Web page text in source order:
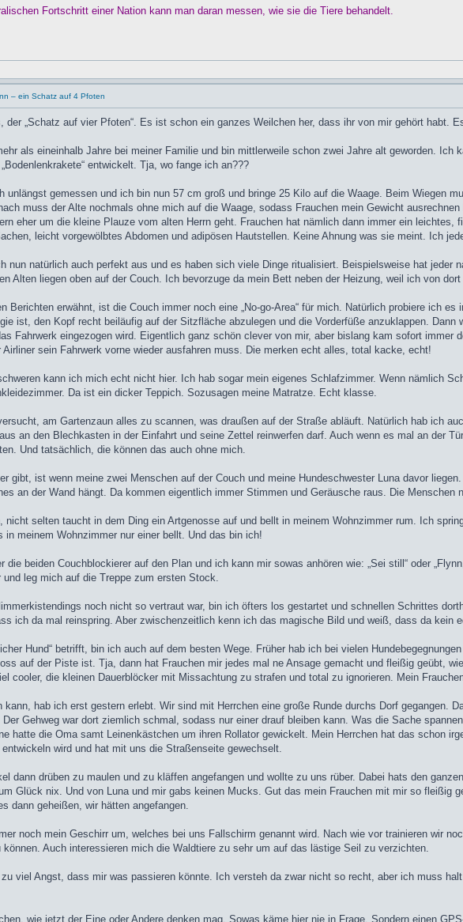
Fortschritt einer Nation kann man daran messen, wie sie die Tiere behandelt.
– ein Schatz auf 4 Pfoten
der „Schatz auf vier Pfoten“. Es ist schon ein ganzes Weilchen her, dass ihr von mir gehört habt.
als eineinhalb Jahre bei meiner Familie und bin mittlerweile schon zwei Jahre alt geworden.
entwickelt. Tja, wo fange ich an???
unlängst gemessen und ich bin nun 57 cm groß und bringe 25 Kilo auf die Waage. Beim Wiegen
muss der Alte nochmals ohne mich auf die Waage, sodass Frauchen mein Gewicht
eher um die kleine Plauze vom alten Herrn geht. Frauchen hat nämlich dann immer ein
leicht vorgewölbtes Abdomen und adipösen Hautstellen. Keine Ahnung was sie meint. Ich
nun natürlich auch perfekt aus und es haben sich viele Dinge ritualisiert. Beispielsweise hat jeder
Alten liegen oben auf der Couch. Ich bevorzuge da mein Bett neben der Heizung, weil ich von
Berichten erwähnt, ist die Couch immer noch eine „No-go-Area“ für mich. Natürlich probiere ich
ist, den Kopf recht beiläufig auf der Sitzfläche abzulegen und die Vorderfüße anzuklappen.
Fahrwerk eingezogen wird. Eigentlich ganz schön clever von mir, aber bislang kam sofort immer
sein Fahrwerk vorne wieder ausfahren muss. Die merken echt alles, total kacke, echt!
kann ich mich echt nicht hier. Ich hab sogar mein eigenes Schlafzimmer. Wenn nämlich
Da ist ein dicker Teppich. Sozusagen meine Matratze. Echt klasse.
am Gartenzaun alles zu scannen, was draußen auf der Straße abläuft. Natürlich hab ich
an den Blechkasten in der Einfahrt und seine Zettel reinwerfen darf. Auch wenn es mal an der
Und tatsächlich, die können das auch ohne mich.
gibt, ist wenn meine zwei Menschen auf der Couch und meine Hundeschwester Luna davor
an der Wand hängt. Da kommen eigentlich immer Stimmen und Geräusche raus. Die Menschen
nicht selten taucht in dem Ding ein Artgenosse auf und bellt in meinem Wohnzimmer rum. Ich
in meinem Wohnzimmer nur einer bellt. Und das bin ich!
die beiden Couchblockierer auf den Plan und ich kann mir sowas anhören wie: „Sei still“ oder
und leg mich auf die Treppe zum ersten Stock.
noch nicht so vertraut war, bin ich öfters los gestartet und schnellen Schrittes
ich da mal reinspring. Aber zwischenzeitlich kenn ich das magische Bild und weiß, dass da kein
Hund“ betrifft, bin ich auch auf dem besten Wege. Früher hab ich bei vielen
auf der Piste ist. Tja, dann hat Frauchen mir jedes mal ne Ansage gemacht und fleißig geübt,
cooler, die kleinen Dauerblöcker mit Missachtung zu strafen und total zu ignorieren. Mein
kann, hab ich erst gestern erlebt. Wir sind mit Herrchen eine große Runde durchs Dorf gegangen.
Gehweg war dort ziemlich schmal, sodass nur einer drauf bleiben kann. Was die Sache
hatte die Oma samt Leinenkästchen um ihren Rollator gewickelt. Mein Herrchen hat das schon
wird und hat mit uns die Straßenseite gewechselt.
dann drüben zu maulen und zu kläffen angefangen und wollte zu uns rüber. Dabei hats den
Glück nix. Und von Luna und mir gabs keinen Mucks. Gut das mein Frauchen mit mir so fleißig
dann geheißen, wir hätten angefangen.
noch mein Geschirr um, welches bei uns Fallschirm genannt wird. Nach wie vor trainieren wir
können. Auch interessieren mich die Waldtiere zu sehr um auf das lästige Seil zu verzichten.
viel Angst, dass mir was passieren könnte. Ich versteh da zwar nicht so recht, aber ich muss
wie jetzt der Eine oder Andere denken mag. Sowas käme hier nie in Frage. Sondern einen